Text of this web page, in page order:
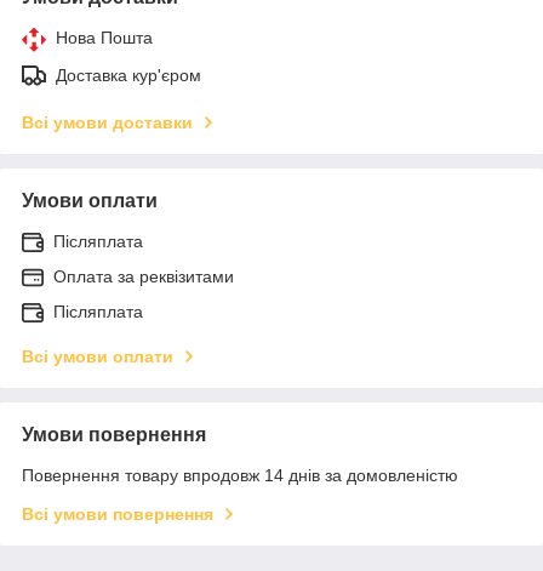
Нова Пошта
Доставка кур'єром
Всі умови доставки
Умови оплати
Післяплата
Оплата за реквізитами
Післяплата
Всі умови оплати
Умови повернення
Повернення товару впродовж 14 днів за домовленістю
Всі умови повернення